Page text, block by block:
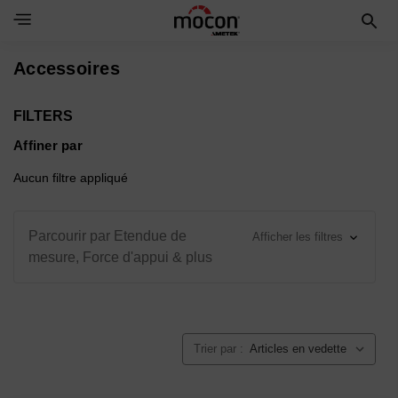
Toggle Navigation Menu
Accessoires
FILTERS
Affiner par
Aucun filtre appliqué
Parcourir par Etendue de
mesure, Force d'appui & plus
Afficher les filtres
Trier par :